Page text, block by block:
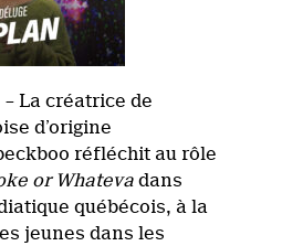
– La créatrice de
d’origine
réfléchit au rôle
or Whatevadans
québécois, à la
jeunes dans les